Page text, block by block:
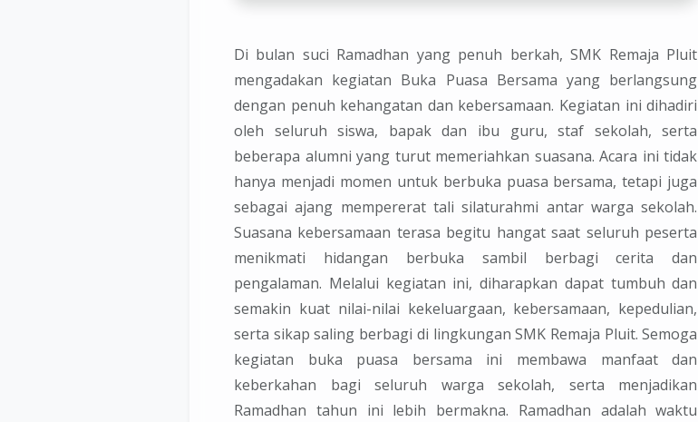
Di bulan suci Ramadhan yang penuh berkah, SMK Remaja Pluit
mengadakan kegiatan Buka Puasa Bersama yang berlangsung
dengan penuh kehangatan dan kebersamaan. Kegiatan ini dihadiri
oleh seluruh siswa, bapak dan ibu guru, staf sekolah, serta
beberapa alumni yang turut memeriahkan suasana. Acara ini tidak
hanya menjadi momen untuk berbuka puasa bersama, tetapi juga
sebagai ajang mempererat tali silaturahmi antar warga sekolah.
Suasana kebersamaan terasa begitu hangat saat seluruh peserta
menikmati hidangan berbuka sambil berbagi cerita dan
pengalaman. Melalui kegiatan ini, diharapkan dapat tumbuh dan
semakin kuat nilai-nilai kekeluargaan, kebersamaan, kepedulian,
serta sikap saling berbagi di lingkungan SMK Remaja Pluit. Semoga
kegiatan buka puasa bersama ini membawa manfaat dan
keberkahan bagi seluruh warga sekolah, serta menjadikan
Ramadhan tahun ini lebih bermakna. Ramadhan adalah waktu